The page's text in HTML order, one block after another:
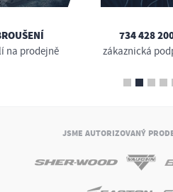
na prodejně
734 428
zákaznická
JSME AUTORIZOVANÝ